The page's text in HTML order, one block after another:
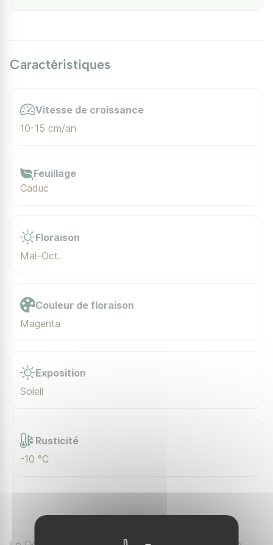
Caractéristiques
Vitesse de croissance
10-15 cm/an
Feuillage
Caduc
Floraison
Mai–Oct.
Couleur de floraison
Magenta
Exposition
Soleil
Rusticité
-10 °C